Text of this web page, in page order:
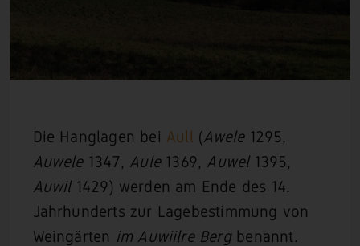
Die Hanglagen bei Aull (Awele1295,
Auwele1347, Aule1369, Auwel1395,
Auwil1429) werden am Ende des 14.
Jahrhunderts zur Lagebestimmung von
Weingärten im Auwiilre Bergbenannt.